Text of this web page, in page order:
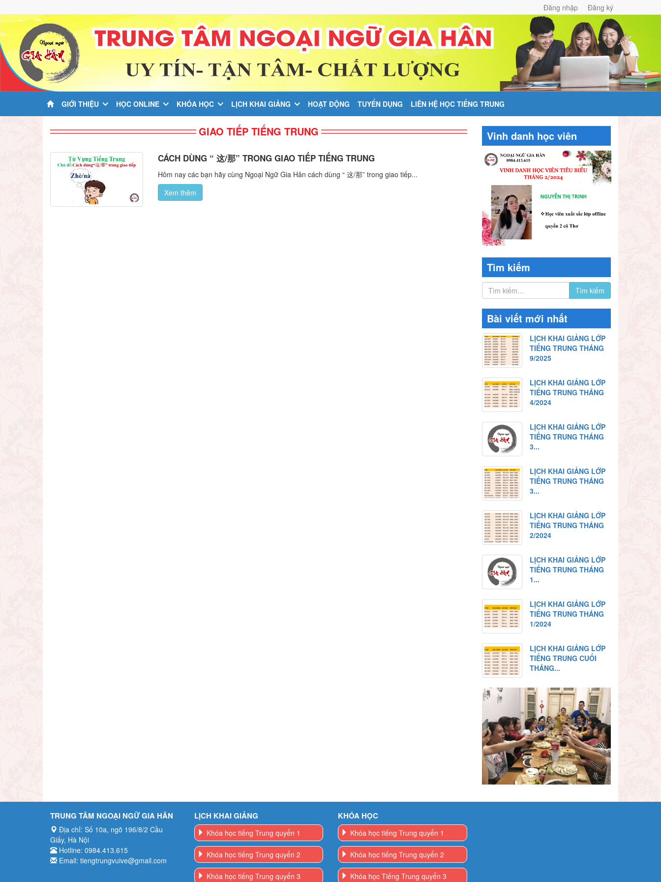
Đăng nhập Đăng ký
GIỚI THIỆU HỌC ONLINE KHÓA HỌC LỊCH KHAI GIẢNG HOẠT ĐỘNG TUYỂN DỤNG LIÊN HỆ HỌC TIẾNG TRUNG
GIAO TIẾP TIẾNG TRUNG
CÁCH DÙNG “ 这/那” TRONG GIAO TIẾP TIẾNG TRUNG
Hôm nay các bạn hãy cùng Ngoại Ngữ Gia Hân cách dùng “ 这/那” trong giao tiếp...
Xem thêm
Vinh danh học viên
Tìm kiếm
Bài viết mới nhất
LỊCH KHAI GIẢNG LỚP
TIẾNG TRUNG THÁNG
9/2025
LỊCH KHAI GIẢNG LỚP
TIẾNG TRUNG THÁNG
4/2024
LỊCH KHAI GIẢNG LỚP
TIẾNG TRUNG THÁNG
3...
LỊCH KHAI GIẢNG LỚP
TIẾNG TRUNG THÁNG
3...
LỊCH KHAI GIẢNG LỚP
TIẾNG TRUNG THÁNG
2/2024
LỊCH KHAI GIẢNG LỚP
TIẾNG TRUNG THÁNG
1...
LỊCH KHAI GIẢNG LỚP
TIẾNG TRUNG THÁNG
1/2024
LỊCH KHAI GIẢNG LỚP
TIẾNG TRUNG CUỐI
THÁNG...
TRUNG TÂM NGOẠI NGỮ GIA HÂN
Địa chỉ: Số 10a, ngõ 196/8/2 Cầu
Giấy, Hà Nội
Hotline: 0984.413.615
Email: tiengtrungvuive@gmail.com
LỊCH KHAI GIẢNG
Khóa học tiếng Trung quyển 1
Khóa học tiếng Trung quyển 2
Khóa học tiếng Trung quyển 3
KHÓA HỌC
Khóa học tiếng Trung quyển 1
Khóa học tiếng Trung quyển 2
Khóa học Tiếng Trung quyển 3